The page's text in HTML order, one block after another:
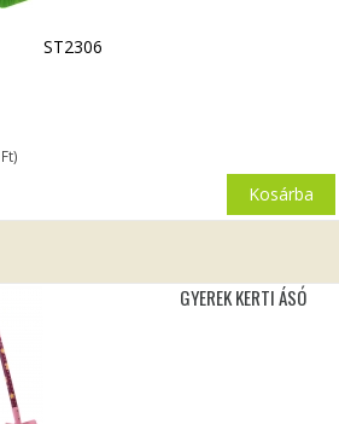
Ft)
ST2306
Kosárba
GYEREK KERTI ÁSÓ